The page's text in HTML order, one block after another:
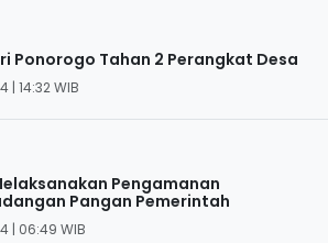
Ponorogo Tahan 2 Perangkat Desa
| 14:32 WIB
Pengamanan
Pangan Pemerintah
| 06:49 WIB